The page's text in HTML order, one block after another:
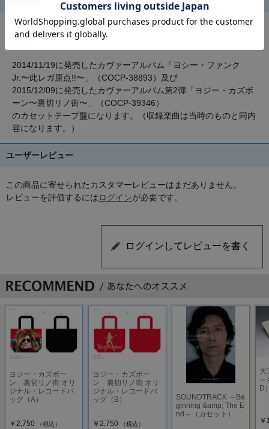
吉井和哉、ソロデビュー15周年のアニバーサリーアイテム発売決
定！
2014/11/19に発売したカヴァーアルバム「ヨシー・ファンク
Jr.〜此レガ原点!!〜」（COCP-38893）及び
2015/12/09に発売したカヴァーアルバム第2弾「ヨジー・カズボ
ーン〜裏切リノ街〜」（COCP-39346）
のカセットテープ盤になります。（収録楽曲は当時のものと同内
容になります。）
ユーザーレビュー
この商品に寄せられたカスタマーレビューはまだありません。
レビューを評価するにはログインが必要です。
ヨジー・カズボー
ン 裏切リノ街 オリ
ジナル・レコードバ
ッグ（A）
￥2,750 （税込）
ヨジー・カズボー
ン 裏切リノ街 オリ
ジナル・レコードバ
ッグ（B）
￥2,750 （税込）
SOUNDTRACK ～Be
ginning &amp; The E
nd～（カセット）
大
D